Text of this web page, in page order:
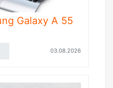
Galaxy A 55
03.08.2026